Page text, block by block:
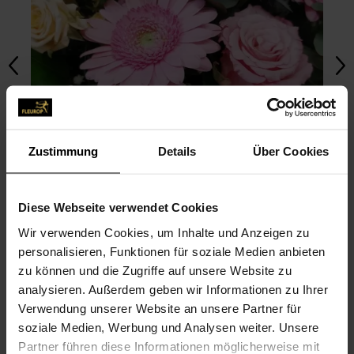
Zustimmung Details Über Cookies
Diese Webseite verwendet Cookies
Wir verwenden Cookies, um Inhalte und Anzeigen zu
personalisieren, Funktionen für soziale Medien anbieten
zu können und die Zugriffe auf unsere Website zu
analysieren. Außerdem geben wir Informationen zu Ihrer
Verwendung unserer Website an unsere Partner für
soziale Medien, Werbung und Analysen weiter. Unsere
Partner führen diese Informationen möglicherweise mit
FOTO HOCHLADEN
BILDER UNSERER COMMUNITY